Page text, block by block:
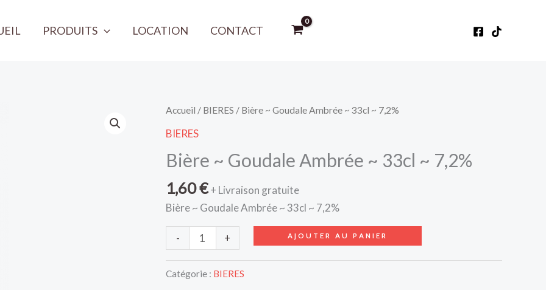
PRODUITS LOCATION CONTACT
Accueil / BIERES / Bière ~ Goudale Ambrée ~ 33cl ~ 7,2%
BIERES
Bière ~ Goudale Ambrée ~ 33cl ~ 7,2%
1,60€+ Livraison gratuite
Bière ~ Goudale Ambrée ~ 33cl ~ 7,2%
-
quantité
~
Ambrée
~
33cl
7,2%
+ AJOUTER AU PANIER
Catégorie : BIERES